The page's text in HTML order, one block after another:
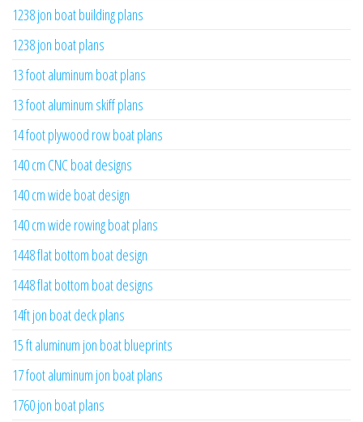
1238 jon boat building plans
1238 jon boat plans
13 foot aluminum boat plans
13 foot aluminum skiff plans
14 foot plywood row boat plans
140 cm CNC boat designs
140 cm wide boat design
140 cm wide rowing boat plans
1448 flat bottom boat design
1448 flat bottom boat designs
14ft jon boat deck plans
15 ft aluminum jon boat blueprints
17 foot aluminum jon boat plans
1760 jon boat plans